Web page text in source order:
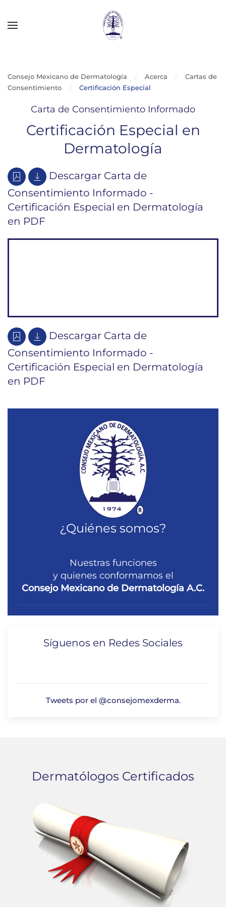
Consejo Mexicano de Dermatología Acerca
Cartas de
Consentimiento
Certificación Especial
Carta de Consentimiento Informado
Certificación Especial en
Dermatología
Descargar Carta de
Consentimiento Informado -
Certificación Especial en Dermatología
en PDF
Descargar Carta de
Consentimiento Informado -
Certificación Especial en Dermatología
en PDF
¿Quiénes somos?
Nuestras funciones
y quienes conformamos el
Consejo Mexicano de Dermatología A.C.
Síguenos en Redes Sociales
Tweets por el @consejomexderma.
Dermatólogos Certificados